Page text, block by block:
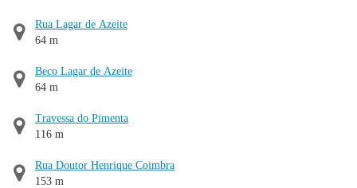
Rua Lagar de Azeite
64 m
Beco Lagar de Azeite
64 m
Travessa do Pimenta
116 m
Rua Doutor Henrique Coimbra
153 m